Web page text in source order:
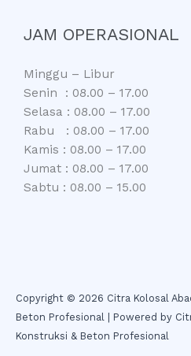
JAM OPERASIONAL
Minggu – Libur
Senin : 08.00 – 17.00
Selasa : 08.00 – 17.00
Rabu : 08.00 – 17.00
Kamis : 08.00 – 17.00
Jumat : 08.00 – 17.00
Sabtu : 08.00 – 15.00
Copyright © 2026 Citra Kolosal
Beton Profesional | Powered by
Konstruksi & Beton Profesional